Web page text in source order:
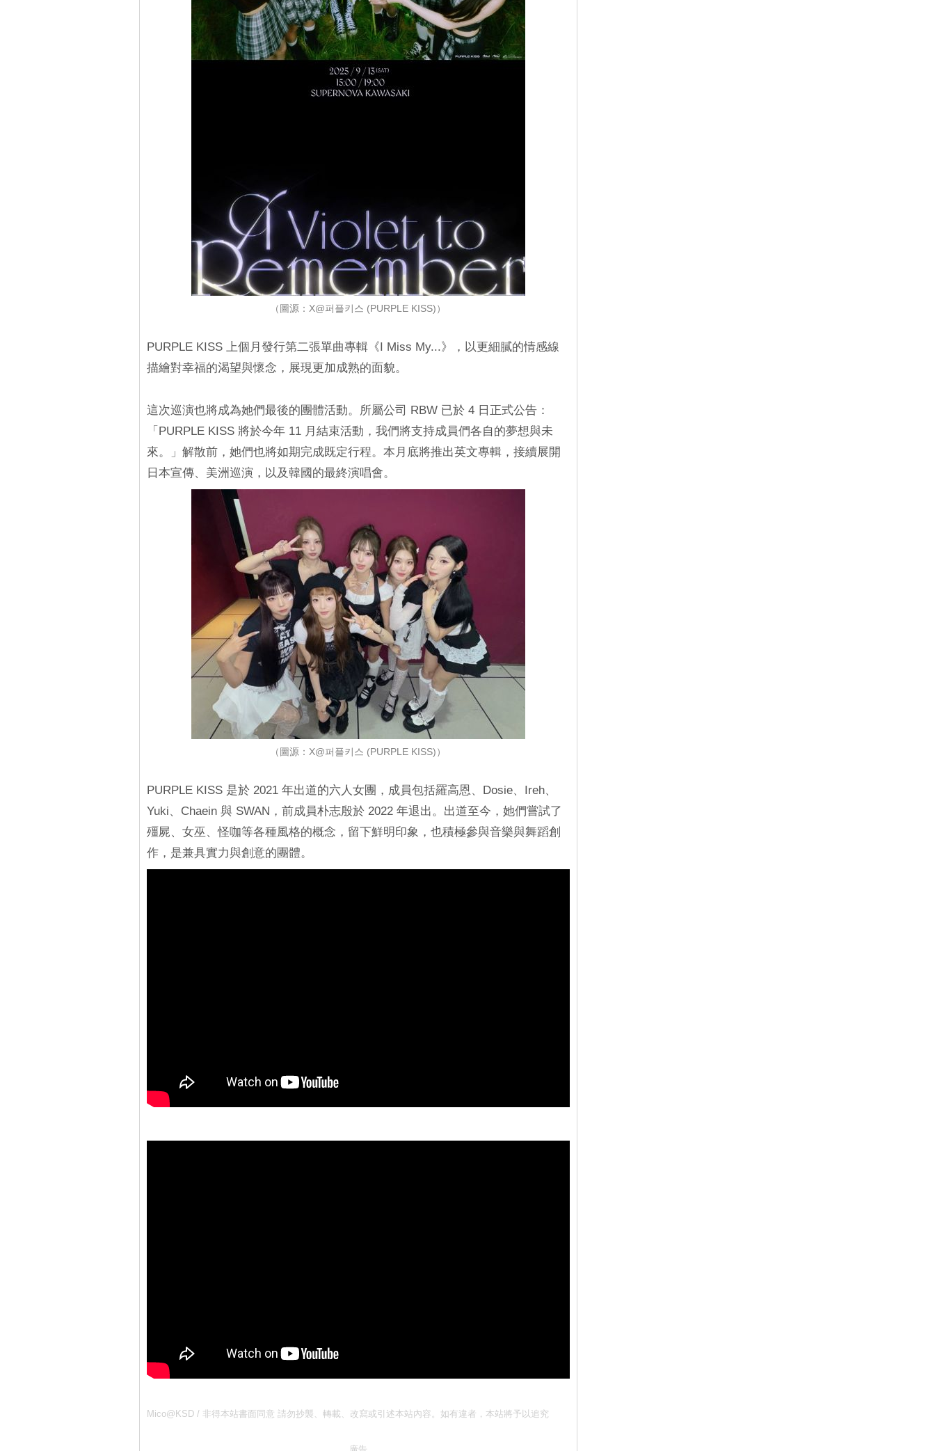
（圖源：X@퍼플키스 (PURPLE KISS)）
PURPLE KISS 上個月發行第二張單曲專輯《I Miss My...》，以更細膩的情感線
描繪對幸福的渴望與懷念，展現更加成熟的面貌。
這次巡演也將成為她們最後的團體活動。所屬公司 RBW 已於 4 日正式公告：
「PURPLE KISS 將於今年 11 月結束活動，我們將支持成員們各自的夢想與未
來。」解散前，她們也將如期完成既定行程。本月底將推出英文專輯，接續展開
日本宣傳、美洲巡演，以及韓國的最終演唱會。
（圖源：X@퍼플키스 (PURPLE KISS)）
PURPLE KISS 是於 2021 年出道的六人女團，成員包括羅高恩、Dosie、Ireh、
Yuki、Chaein 與 SWAN，前成員朴志殷於 2022 年退出。出道至今，她們嘗試了
殭屍、女巫、怪咖等各種風格的概念，留下鮮明印象，也積極參與音樂與舞蹈創
作，是兼具實力與創意的團體。
Mico@KSD / 非得本站書面同意 請勿抄襲、轉載、改寫或引述本站內容。如有違者，本站將予以追究